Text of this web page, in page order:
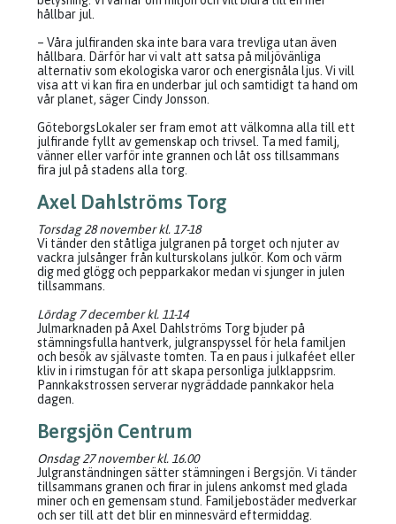
hållbar jul.
– Våra julfiranden ska inte bara vara trevliga utan även
hållbara. Därför har vi valt att satsa på miljövänliga
alternativ som ekologiska varor och energisnåla ljus. Vi vill
visa att vi kan fira en underbar jul och samtidigt ta hand om
vår planet, säger Cindy Jonsson.
GöteborgsLokaler ser fram emot att välkomna alla till ett
julfirande fyllt av gemenskap och trivsel. Ta med familj,
vänner eller varför inte grannen och låt oss tillsammans
fira jul på stadens alla torg.
Axel Dahlströms Torg
Torsdag 28 november kl. 17-18
Vi tänder den ståtliga julgranen på torget och njuter av
vackra julsånger från kulturskolans julkör. Kom och värm
dig med glögg och pepparkakor medan vi sjunger in julen
tillsammans.
Lördag 7 december kl. 11-14
Julmarknaden på Axel Dahlströms Torg bjuder på
stämningsfulla hantverk, julgranspyssel för hela familjen
och besök av självaste tomten. Ta en paus i julkaféet eller
kliv in i rimstugan för att skapa personliga julklappsrim.
Pannkakstrossen serverar nygräddade pannkakor hela
dagen.
Bergsjön Centrum
Onsdag 27 november kl. 16.00
Julgranständningen sätter stämningen i Bergsjön. Vi tänder
tillsammans granen och firar in julens ankomst med glada
miner och en gemensam stund. Familjebostäder medverkar
och ser till att det blir en minnesvärd eftermiddag.